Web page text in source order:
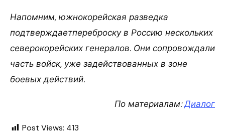
Напомним, южнокорейская разведка
подтверждаетпереброску в Россию нескольких
северокорейских генералов. Они сопровождали
часть войск, уже задействованных в зоне
боевых действий.
По материалам:Диалог
Post Views: 413